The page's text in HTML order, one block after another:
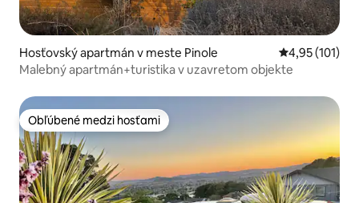
Hosťovský apartmán v meste Pinole Priemerné
4,95 (101)
Malebný apartmán+turistika v uzavretom objekte
Obľúbené medzi hosťami
Obľúbené medzi hosťami